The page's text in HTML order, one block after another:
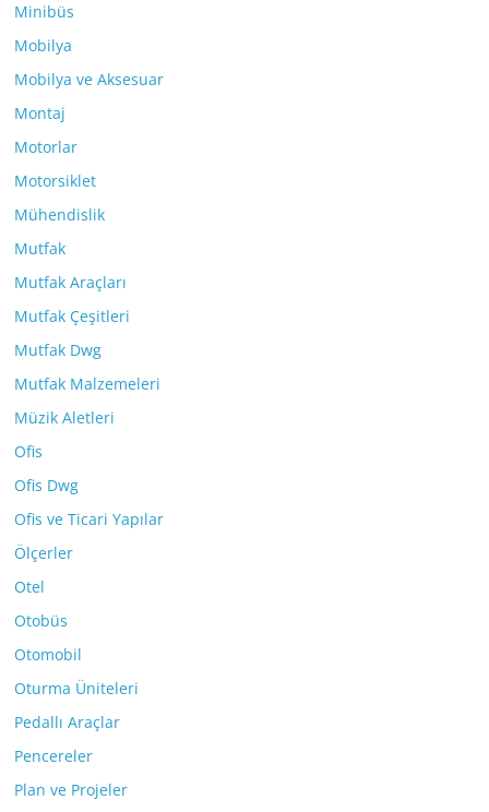
Minibüs
Mobilya
Mobilya ve Aksesuar
Montaj
Motorlar
Motorsiklet
Mühendislik
Mutfak
Mutfak Araçları
Mutfak Çeşitleri
Mutfak Dwg
Mutfak Malzemeleri
Müzik Aletleri
Ofis
Ofis Dwg
Ofis ve Ticari Yapılar
Ölçerler
Otel
Otobüs
Otomobil
Oturma Üniteleri
Pedallı Araçlar
Pencereler
Plan ve Projeler